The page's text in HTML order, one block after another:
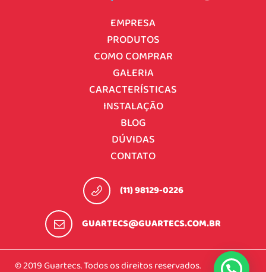
EMPRESA
PRODUTOS
COMO COMPRAR
GALERIA
CARACTERÍSTICAS
INSTALAÇÃO
BLOG
DÚVIDAS
CONTATO
(11) 98129-0226
GUARTECS@GUARTECS.COM.BR
© 2019 Guartecs. Todos os direitos reservados.